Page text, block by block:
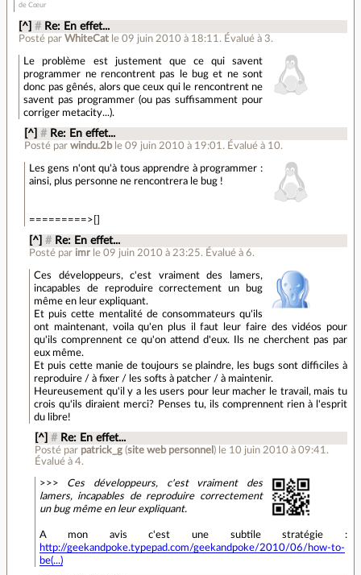
de Cœur
[^] # Re: En effet...
Posté par WhiteCat le 09 juin 2010 à 18:11 . Évalué à 3.
Le problème est justement que ce qui savent
programmer ne rencontrent pas le bug et ne sont
donc pas gênés, alors que ceux qui le rencontrent ne
savent pas programmer (ou pas suffisamment pour
corriger metacity...).
[^] # Re: En effet...
Posté par windu.2b le 09 juin 2010 à 19:01 . Évalué à 10.
Les gens n'ont qu'à tous apprendre à programmer :
ainsi, plus personne ne rencontrera le bug !
=========>[]
[^] # Re: En effet...
Posté par imr le 09 juin 2010 à 23:25. Évalué à6.
Ces développeurs, c'est vraiment des lamers,
incapables de reproduire correctement un bug
même en leur expliquant.
Et puis cette mentalité de consommateurs qu'ils
ont maintenant, voila qu'en plus il faut leur faire des vidéos pour
qu'ils comprennent ce qu'on attend d'eux. Ils ne cherchent pas par
eux même.
Et puis cette manie de toujours se plaindre, les bugs sont difficiles à
reproduire / à fixer / les softs à patcher / à maintenir.
Heureusement qu'il y a les users pour leur macher le travail, mais tu
crois qu'ils diraient merci? Penses tu, ils comprennent rien à l'esprit
du libre!
[^] # Re: En effet...
Posté par patrick_g(site web personnel ) le 10 juin 2010 à 09:41 .
Évalué à 4.
>>> Ces développeurs, c'est vraiment des
lamers, incapables de reproduire correctement
un bug même en leur expliquant.
A mon avis c'est une subtile stratégie :
http://geekandpoke.typepad.com/geekandpoke/2010/06/how-to-
be(...)